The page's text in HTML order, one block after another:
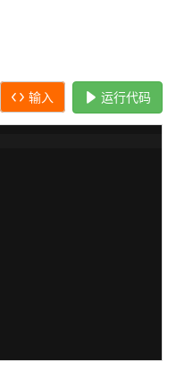
输入 运行代码